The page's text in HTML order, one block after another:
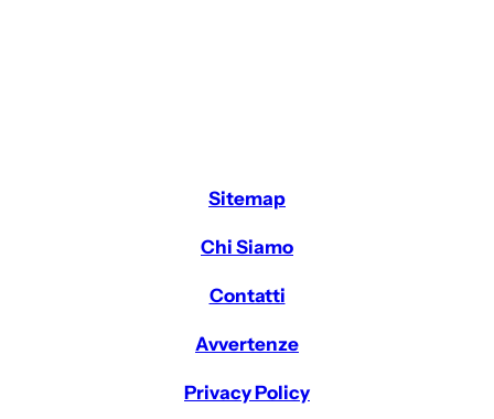
Sitemap
Chi Siamo
Contatti
Avvertenze
Privacy Policy